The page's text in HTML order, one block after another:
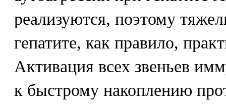
реализуются, поэтому
гепатите, как правило,
Активация всех звеньев
к быстрому накоплению